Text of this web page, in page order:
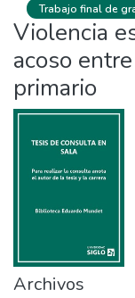
Trabajo final de
Violencia
acoso
primario
Archivos